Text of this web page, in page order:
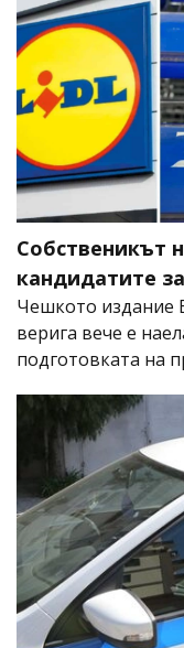
Собственикът
кандидатите
Чешкото издание
верига вече е
подготовката на